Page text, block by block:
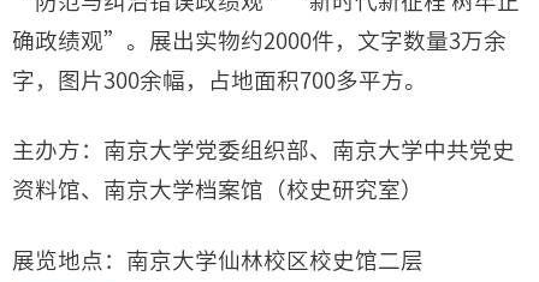
确政绩观”。展出实物约2000件，文字数量3万余
字，图片300余幅，占地面积700多平方。
主办方：南京大学党委组织部、南京大学中共党史
资料馆、南京大学档案馆（校史研究室）
展览地点：南京大学仙林校区校史馆二层